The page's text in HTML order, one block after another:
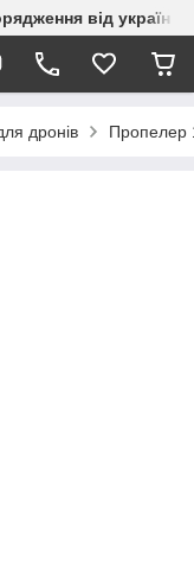
від
дронів Пропелер